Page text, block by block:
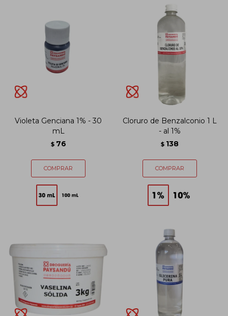
Violeta Genciana 1% - 30
mL
$ 76
Cloruro de Benzalconio 1 L
- al 1%
$ 138